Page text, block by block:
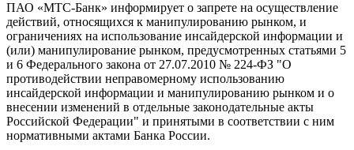
ПАО «МТС-Банк» информирует о запрете на осуществление
действий, относящихся к манипулированию рынком, и
ограничениях на использование инсайдерской информации и
(или) манипулирование рынком, предусмотренных статьями 5
и 6 Федерального закона от 27.07.2010 № 224-ФЗ "О
противодействии неправомерному использованию
инсайдерской информации и манипулированию рынком и о
внесении изменений в отдельные законодательные акты
Российской Федерации" и принятыми в соответствии с ним
нормативными актами Банка России.